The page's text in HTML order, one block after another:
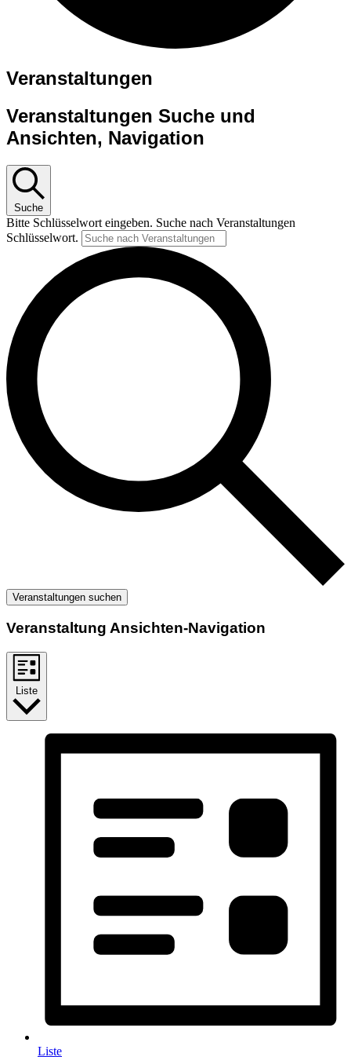
Veranstaltungen
Veranstaltungen Suche und
Ansichten, Navigation
Suche
Bitte Schlüsselwort eingeben. Suche nach Veranstaltungen
Schlüsselwort.
Veranstaltungen suchen
Veranstaltung Ansichten-Navigation
Liste
Liste